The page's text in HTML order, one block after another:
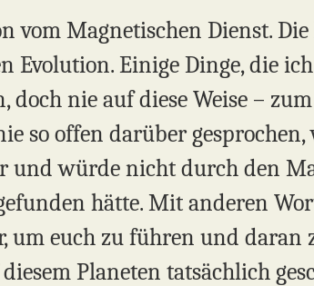
vom Magnetischen Dienst.
Einige Dinge, die
nie auf diese Weise –
so offen darüber
und würde nicht durch den
hätte. Mit anderen
um euch zu führen und
Planeten tatsächlich